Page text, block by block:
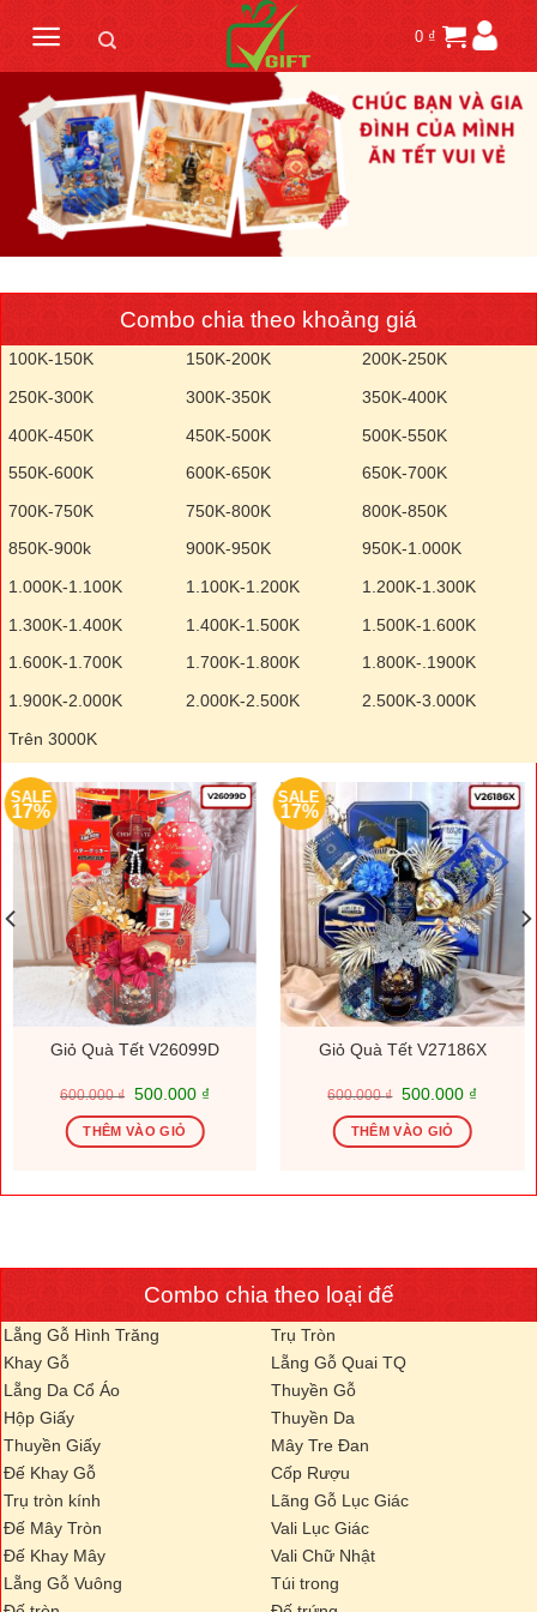
content
0 ₫
Combo chia theo khoảng giá
100K-150K 150K-200K
200K-250K
250K-300K
300K-350K
350K-400K
400K-450K
450K-500K
500K-550K
550K-600K
600K-650K
650K-700K
700K-750K
750K-800K
800K-850K
850K-900k
900K-950K
950K-1.000K
1.000K-1.100K
1.100K-1.200K
1.200K-1.300K
1.300K-1.400K
1.400K-1.500K
1.500K-1.600K
1.600K-1.700K
1.700K-1.800K
1.800K-.1900K
1.900K-2.000K
2.000K-2.500K
2.500K-3.000K
Trên 3000K
SALE
17%
Giỏ Quà Tết V26099D
600.000₫
Giá
là:
600.000 ₫.
500.000 ₫Giá
THÊM VÀO GIỎ
SALE
17%
Giỏ Quà Tết V27186X
600.000₫
Giá
là:
600.000 ₫.
500.000 ₫Giá
THÊM VÀO GIỎ
Combo chia theo loại đế
Lẵng Gỗ Hình Trăng
Trụ Tròn
Khay Gỗ
Lẵng Gỗ Quai TQ
Lẵng Da Cổ Áo
Thuyền Gỗ
Hộp Giấy
Thuyền Da
Thuyền Giấy
Mây Tre Đan
Đế Khay Gỗ
Cốp Rượu
Trụ tròn kính
Lãng Gỗ Lục Giác
Đế Mây Tròn
Vali Lục Giác
Đế Khay Mây
Vali Chữ Nhật
Lẵng Gỗ Vuông
Túi trong